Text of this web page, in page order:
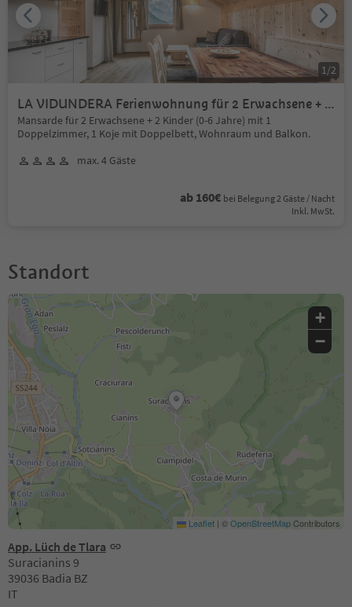
LA VIDUNDERA Ferienwohnung für 2 Erwachsene + 2
Kinder (0-6 Jahre)
Mansarde für 2 Erwachsene + 2 Kinder (0-6 Jahre) mit 1
Doppelzimmer, 1 Koje mit Doppelbett, Wohnraum und Balkon.
max. 4 Gäste
ab 160€ bei Belegung 2 Gäste / Nacht
Inkl. MwSt.
1/2
Standort
App. Lüch de Tlara
Suracianins 9
39036 Badia BZ
IT
+
−
Leaflet | ©OpenStreetMapContributors